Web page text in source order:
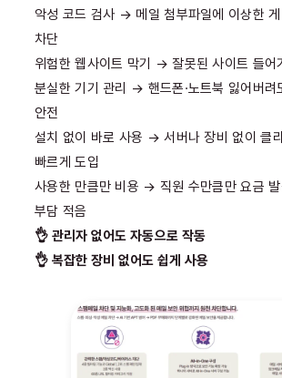
악성 코드 검사 → 메일 첨부파일에 이상한
차단
위험한 웹사이트 막기 → 잘못된 사이트 들어
분실한 기기 관리 → 핸드폰·노트북 잃어버려
안전
설치 없이 바로 사용 → 서버나 장비 없이 클
빠르게 도입
사용한 만큼만 비용 → 직원 수만큼만 요금
부담 적음
👌 관리자 없어도 자동으로 작동
👌 복잡한 장비 없어도 쉽게 사용